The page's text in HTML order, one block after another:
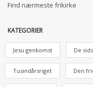
Find nærmeste frikirke
KATEGORIER
Jesu genkomst De
Tusindårsriget Den